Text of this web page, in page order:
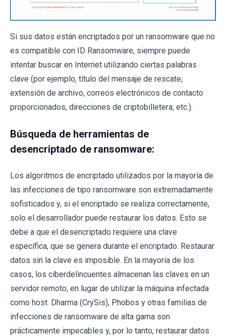
Si sus datos están encriptados por un ransomware que no
es compatible con ID Ransomware, siempre puede
intentar buscar en Internet utilizando ciertas palabras
clave (por ejemplo, título del mensaje de rescate,
extensión de archivo, correos electrónicos de contacto
proporcionados, direcciones de criptobilletera, etc.).
Búsqueda de herramientas de
desencriptado de ransomware:
Los algoritmos de encriptado utilizados por la mayoría de
las infecciones de tipo ransomware son extremadamente
sofisticados y, si el encriptado se realiza correctamente,
solo el desarrollador puede restaurar los datos. Esto se
debe a que el desencriptado requiere una clave
específica, que se genera durante el encriptado. Restaurar
datos sin la clave es imposible. En la mayoría de los
casos, los ciberdelincuentes almacenan las claves en un
servidor remoto, en lugar de utilizar la máquina infectada
como host. Dharma (CrySis), Phobos y otras familias de
infecciones de ransomware de alta gama son
prácticamente impecables y, por lo tanto, restaurar datos